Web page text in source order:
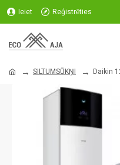
Ieiet Reģistrēties
SILTUMSŪKŅI Daikin